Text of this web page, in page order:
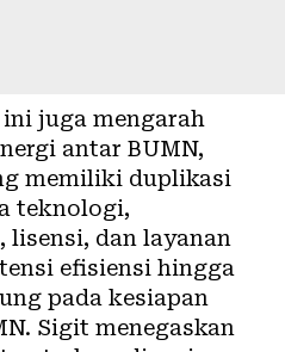
juga mengarah
antar BUMN,
memiliki duplikasi
teknologi,
dan layanan
efisiensi hingga
pada kesiapan
Sigit menegaskan